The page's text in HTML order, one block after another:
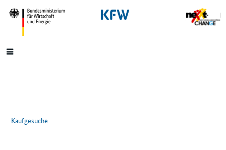
SrOnlyNavigation
Hauptmenü
Kaufgesuche